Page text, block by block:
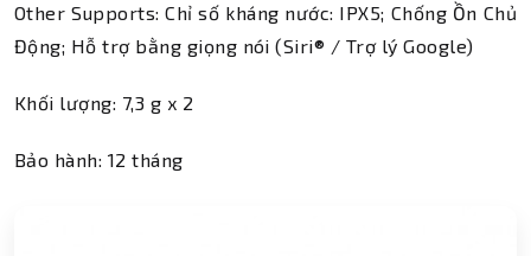
Other Supports: Chỉ số kháng nước: IPX5; Chống Ồn Chủ
Động; Hỗ trợ bằng giọng nói (Siri® / Trợ lý Google)
Khối lượng: 7,3 g x 2
Bảo hành: 12 tháng